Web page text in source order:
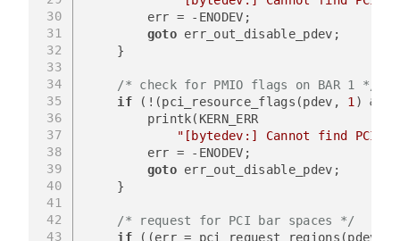
30
31
32
33
34
35
36
37
38
39
40
41
42
43
        err = -ENODEV;
goto err_out_disable_pdev;
    }
/* check for PMIO flags on BAR 1 */
if (!(pci_resource_flags(pdev, 1 ) &
        printk(KERN_ERR
"[bytedev:] Cannot find PCI
        err = -ENODEV;
goto err_out_disable_pdev;
    }
/* request for PCI bar spaces */
if ((err = pci_request_regions(pdev,